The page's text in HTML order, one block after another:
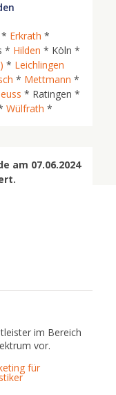
Erkrath *
* Hilden * Köln *
* Leichlingen
* Mettmann *
* Ratingen *
Wülfrath *
am 07.06.2024
im Bereich
vor.
für